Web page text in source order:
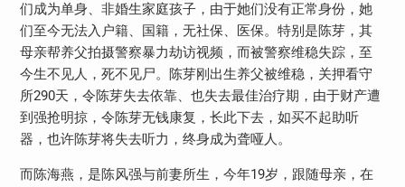
们成为单身、非婚生家庭孩子，由于她们没有正常身份，她
们至今无法入户籍、国籍，无社保、医保。特别是陈芽，其
母亲帮养父拍摄警察暴力劫访视频，而被警察维稳失踪，至
今生不见人，死不见尸。陈芽刚出生养父被维稳，关押看守
所290天，令陈芽失去依靠、也失去最佳治疗期，由于财产遭
到强抢明掠，令陈芽无钱康复，长此下去，如买不起助听
器，也许陈芽将失去听力，终身成为聋哑人。
而陈海燕，是陈风强与前妻所生，今年19岁，跟随母亲，在